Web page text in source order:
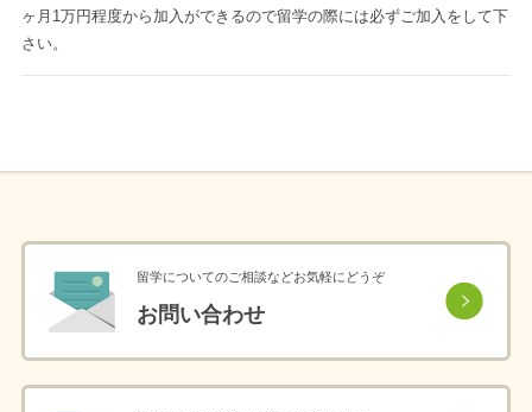
ヶ月1万円程度から加入ができるので留学の際には必ずご加入をして下
さい。
留学についてのご相談などお気軽にどうぞ
お問い合わせ